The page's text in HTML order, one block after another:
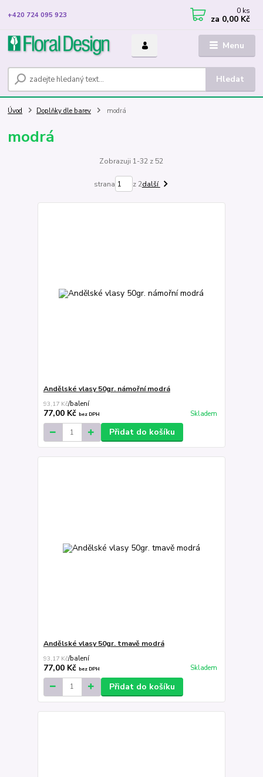
Menu
Hledat
+420 724 095 923 0 ks
za 0,00 Kč
Úvod Doplňky dle barev modrá
modrá
Zobrazuji 1-32 z 52
strana z 2další
Andělské vlasy 50gr. námořní modrá
93,17 Kč/balení
77,00 Kč bez DPH Skladem
Přidat do košíku
Andělské vlasy 50gr. tmavě modrá
93,17 Kč/balení
77,00 Kč bez DPH Skladem
Přidat do košíku